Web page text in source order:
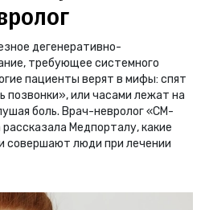
дегенеративно-
требующее системного
пациенты верят в мифы: спят
позвонки», или часами лежат на
боль. Врач-невролог «СМ-
Медпорталу, какие
совершают люди при лечении